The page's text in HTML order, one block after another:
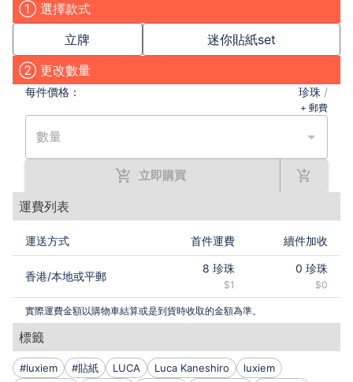
① 選擇款式
立牌
迷你貼紙set
② 更改數量
每件價格： 珍珠 /
+ 郵費
數量
立即購買
運費列表
運送方式 首件運費 續件加收
香港/本地或平郵
8 珍珠
$1
0 珍珠
$0
實際運費金額以購物車結算或是到貨時收取的金額為準。
標籤
#luxiem #貼紙 LUCA Luca Kaneshiro
luxiem